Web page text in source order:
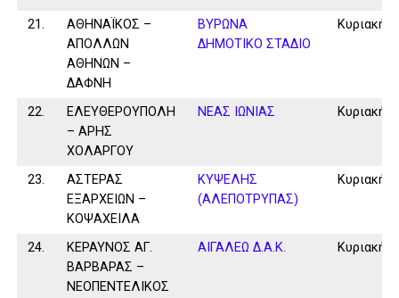
21.
ΑΘΗΝΑΪΚΟΣ –
ΑΠΟΛΛΩΝ
ΑΘΗΝΩΝ –
ΔΑΦΝΗ
ΒΥΡΩΝΑ
ΔΗΜΟΤΙΚΟ ΣΤΑΔΙΟ
Κυριακή
22.
ΕΛΕΥΘΕΡΟΥΠΟΛΗ
– ΑΡΗΣ
ΧΟΛΑΡΓΟΥ
ΝΕΑΣ ΙΩΝΙΑΣ Κυριακή
23.
ΑΣΤΕΡΑΣ
ΕΞΑΡΧΕΙΩΝ –
ΚΟΨΑΧΕΙΛΑ
ΚΥΨΕΛΗΣ
(ΑΛΕΠΟΤΡΥΠΑΣ)
Κυριακή
24.
ΚΕΡΑΥΝΟΣ ΑΓ.
ΒΑΡΒΑΡΑΣ –
ΝΕΟΠΕΝΤΕΛΙΚΟΣ
ΑΙΓΑΛΕΩ Δ.Α.Κ. Κυριακή